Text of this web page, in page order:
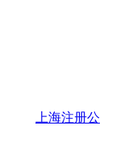
上海注册公